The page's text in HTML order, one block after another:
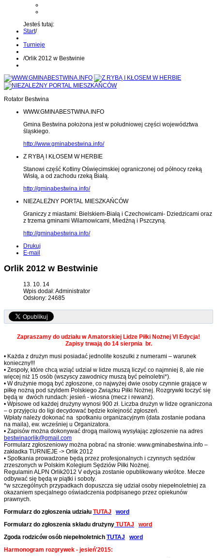
Jesteś tutaj:
Start/
Turnieje
/Orlik 2012 w Bestwinie
Rotator Bestwina
WWW.GMINABESTWINA.INFO
Gmina Bestwina położona jest w południowej części województwa
śląskiego.
http://www.gminabestwina.info/
Z RYBĄ I KŁOSEM W HERBIE
Stanowi część Kotliny Oświęcimskiej ograniczonej od północy rzeką
Wisłą, a od zachodu rzeką Białą.
http://gminabestwina.info/
NIEZALEŻNY PORTAL MIESZKAŃCÓW
Graniczy z miastami: Bielskiem-Białą i Czechowicami- Dziedzicami oraz
z trzema gminami Wilamowicami, Miedźną i Pszczyną.
http://gminabestwina.info/
Drukuj
E-mail
Orlik 2012 w Bestwinie
13. 10. 14
Wpis dodał: Administrator
Odsłony: 24685
Zapraszamy do udziału w Amatorskiej Lidze Piłki Nożnej VI Edycja!
Zapisy trwają do 14 sierpnia br.
• Każda z drużyn musi posiadać jednolite koszulki z numerami – warunek
konieczny!!!
• Zespoły, które chcą wziąć udział w lidze muszą liczyć co najmniej 8, ale nie
więcej niż 15 osób (wszyscy zawodnicy muszą być pełnoletni*).
• W drużynie mogą być zgłoszone, co najwyżej dwie osoby czynnie grające w
piłkę nożną pod szyldem Polskiego Związku Piłki Nożnej. Rozgrywki toczyć się
będą w dwóch rundach: jesień - wiosna (mecz i rewanż).
• Wpisowe od każdej drużyny wynosi 900 zł. Liczba drużyn w lidze ograniczona
– o przyjęciu do ligi decydować będzie kolejność zgłoszeń.
Wpłaty należy dokonać na spotkaniu organizacyjnym (data zostanie podana
na maila), ew. wcześniej u Organizatora.
• Zapisów można dokonywać drogą mailową wysyłając zgłoszenie na adres
bestwinaorlik@gmail.com
Formularz zgłoszeniowy można pobrać na stronie: www.gminabestwina.info –
zakładka TURNIEJE -> Orlik 2012
• Spotkania prowadzone będą przez profesjonalnych i czynnych sędziów
zrzeszonych w Polskim Kolegium Sędziów Piłki Nożnej.
Regulamin ALPN Orlik2012 V edycja zostanie opublikowany wkrótce. Mecze
odbywać się będą w piątki i soboty.
*w szczególnych przypadkach dopuszcza się udział osoby niepełnoletniej za
okazaniem specjalnego oświadczenia podpisanego przez opiekunów
prawnych.
Formularz do zgłoszenia udziału TUTAJ
word
Formularz do zgłoszenia składu drużyny TUTAJ
word
Zgoda rodziców osób niepełnoletnich TUTAJ
word
Harmonogram rozgrywek - jesień'2015: